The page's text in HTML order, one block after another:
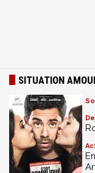
SITUATION
De